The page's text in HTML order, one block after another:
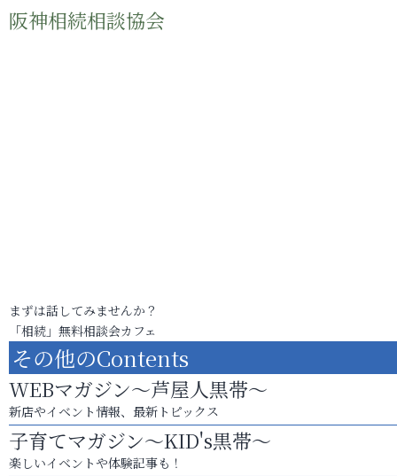
阪神相続相談協会
まずは話してみませんか？
「相続」無料相談会カフェ
その他のContents
WEBマガジン～芦屋人黒帯～
新店やイベント情報、最新トピックス
子育てマガジン～KID's黒帯～
楽しいイベントや体験記事も！